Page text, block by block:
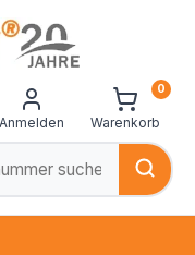
Anmelden Warenkorb
0